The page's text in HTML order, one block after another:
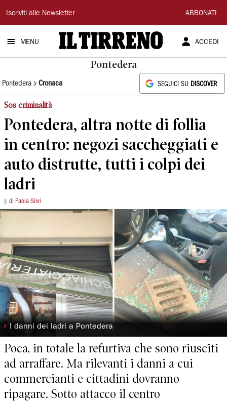
Il
Tirreno
Iscriviti alle Newsletter ABBONATI
MENU ACCEDI
Pontedera
Pontedera Cronaca SEGUICI SU DISCOVER
Sos criminalità
Pontedera, altra notte di follia
in centro: negozi saccheggiati e
auto distrutte, tutti i colpi dei
ladri
di Paola Silvi
◗ I danni dei ladri a Pontedera
Poca, in totale la refurtiva che sono riusciti
ad arraffare. Ma rilevanti i danni a cui
commercianti e cittadini dovranno
ripagare. Sotto attacco il centro